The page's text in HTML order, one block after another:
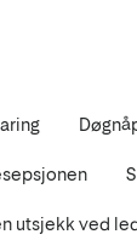
utsjekk ved